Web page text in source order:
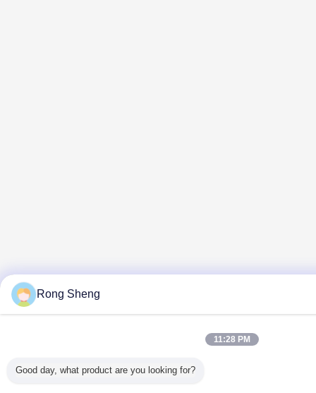
Rong Sheng
11:28 PM
Good day, what product are you looking for?